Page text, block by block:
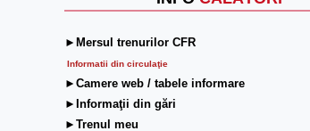
►Mersul trenurilor CFR
Informatii din circulaţie
►Camere web / tabele informare
►Informaţii din gări
►Trenul meu